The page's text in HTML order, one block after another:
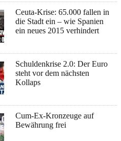
Ceuta-Krise: 65.000 fallen in
die Stadt ein – wie Spanien
ein neues 2015 verhindert
Schuldenkrise 2.0: Der Euro
steht vor dem nächsten
Kollaps
Cum-Ex-Kronzeuge auf
Bewährung frei